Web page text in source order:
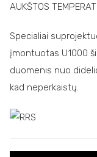
AUKŠTOS
Specialiai
įmontuotas U1000
duomenis nuo
kad neperkaistų.